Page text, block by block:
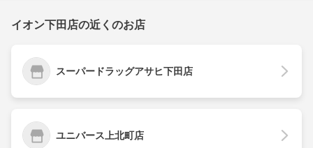
イオン下田店の近くのお店
スーパードラッグアサヒ下田店
ユニバース上北町店